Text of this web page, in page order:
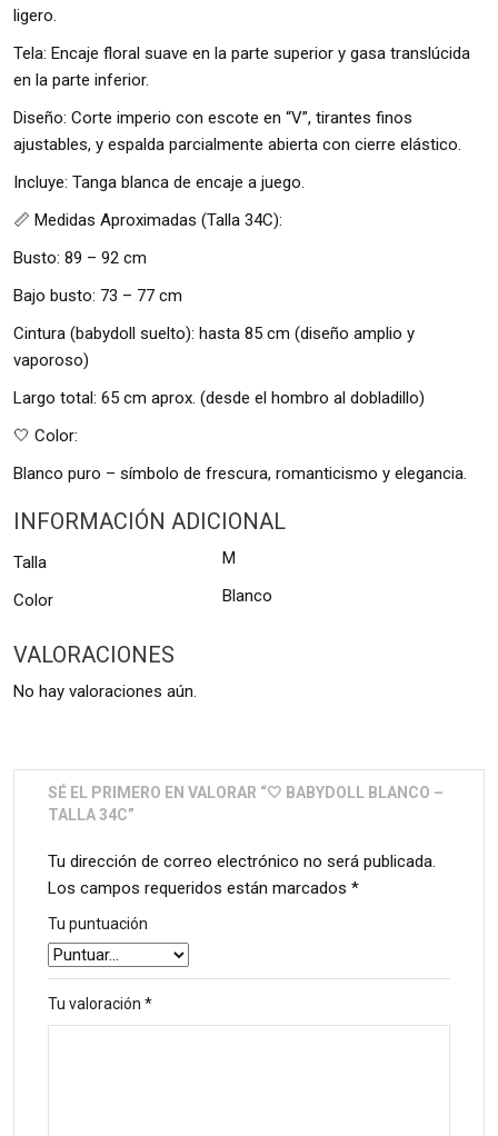
ligero.
Tela: Encaje floral suave en la parte superior y gasa translúcida
en la parte inferior.
Diseño: Corte imperio con escote en “V”, tirantes finos
ajustables, y espalda parcialmente abierta con cierre elástico.
Incluye: Tanga blanca de encaje a juego.
📏 Medidas Aproximadas (Talla 34C):
Busto: 89 – 92 cm
Bajo busto: 73 – 77 cm
Cintura (babydoll suelto): hasta 85 cm (diseño amplio y
vaporoso)
Largo total: 65 cm aprox. (desde el hombro al dobladillo)
🤍 Color:
Blanco puro – símbolo de frescura, romanticismo y elegancia.
INFORMACIÓN ADICIONAL
Talla M
Color Blanco
VALORACIONES
No hay valoraciones aún.
SÉ EL PRIMERO EN VALORAR “🤍 BABYDOLL BLANCO –
TALLA 34C”
Tu dirección de correo electrónico no será publicada.
Los campos requeridos están marcados *
Tu puntuación
Tu valoración *